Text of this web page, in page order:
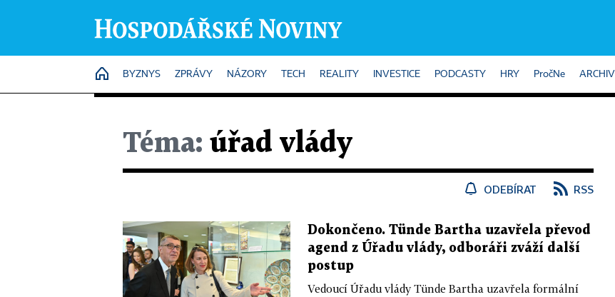
HOME
BYZNYS ZPRÁVY NÁZORY TECH REALITY INVESTICE PODCASTY HRY PročNe ARCHIV
Téma: úřad vlády
ODEBÍRAT RSS
Dokončeno. Tünde Bartha uzavřela převod
agend z Úřadu vlády, odboráři zváží další
postup
Vedoucí Úřadu vlády Tünde Bartha uzavřela formální